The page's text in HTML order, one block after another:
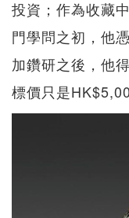
投資；作為收藏
門學問之初，他
加鑽研之後，他
標價只是